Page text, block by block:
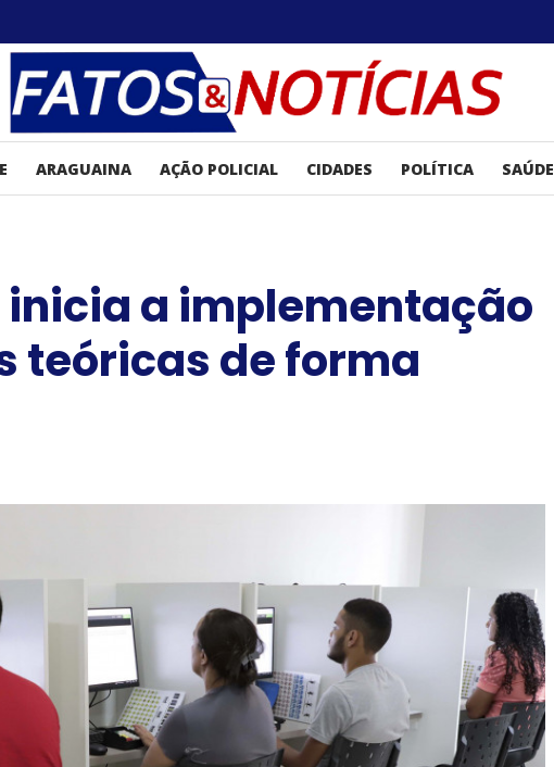
ARAGUAINA AÇÃO POLICIAL CIDADES POLÍTICA SAÚDE
inicia a implementação
teóricas de forma